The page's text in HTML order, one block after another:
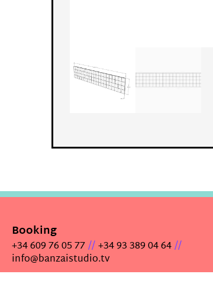
Booking
+34 609 76 05 77//+34 93 389 04 64//
info@banzaistudio.tv